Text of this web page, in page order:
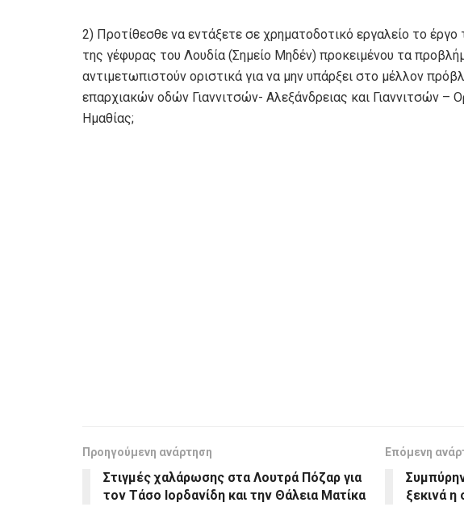
2) Προτίθεσθε να εντάξετε σε χρηματοδοτικό εργαλείο το
της γέφυρας του Λουδία (Σημείο Μηδέν) προκειμένου τα
αντιμετωπιστούν οριστικά για να μην υπάρξει στο μέλλον
επαρχιακών οδών Γιαννιτσών- Αλεξάνδρειας και Γιαννιτσών –
Ημαθίας;
Προηγούμενη ανάρτηση
Στιγμές χαλάρωσης στα Λουτρά Πόζαρ για
τον Τάσο Ιορδανίδη και την Θάλεια Ματίκα
Επόμενη
ξεκινά η